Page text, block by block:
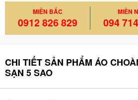
MIỀN BẮC
0912 826 829
MIỀN
094
CHI TIẾT SẢN PHẨM ÁO
SẠN 5 SAO